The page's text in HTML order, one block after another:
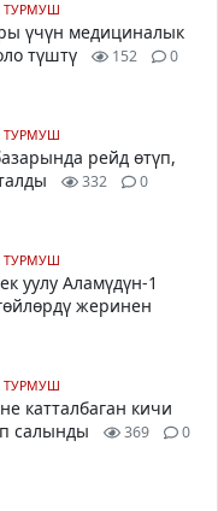
ТУРМУШ
үчүн медициналык
түштү
152 0
ТУРМУШ
рейд өтүп,
332 0
ТУРМУШ
уулу Аламүдүн-1
жеринен
ТУРМУШ
катталбаган кичи
салынды
369 0